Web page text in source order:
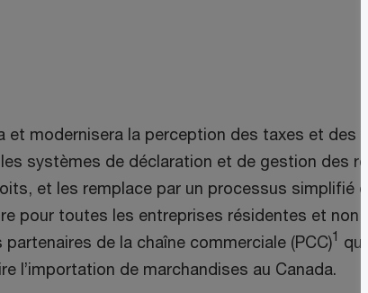
et modernisera la perception des taxes et des
systèmes de déclaration et de gestion des
et les remplace par un processus simplifié
pour toutes les entreprises résidentes et non
de la chaîne commerciale (PCC)1
l’importation de marchandises au Canada.